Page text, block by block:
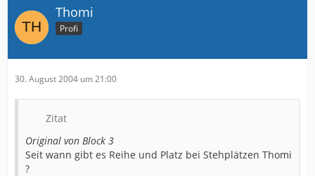
Thomi
Profi
30. August 2004 um 21:00
Zitat
Original von Block 3
Seit wann gibt es Reihe und Platz bei Stehplätzen Thomi
?